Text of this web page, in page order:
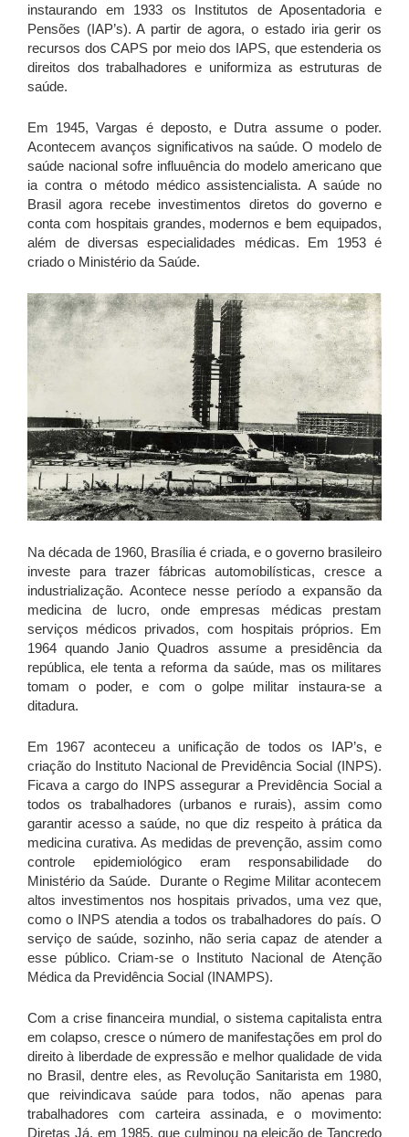
instaurando em 1933 os Institutos de Aposentadoria e
Pensões (IAP’s). A partir de agora, o estado iria gerir os
recursos dos CAPS por meio dos IAPS, que estenderia os
direitos dos trabalhadores e uniformiza as estruturas de
saúde.
Em 1945, Vargas é deposto, e Dutra assume o poder.
Acontecem avanços significativos na saúde. O modelo de
saúde nacional sofre influuência do modelo americano que
ia contra o método médico assistencialista. A saúde no
Brasil agora recebe investimentos diretos do governo e
conta com hospitais grandes, modernos e bem equipados,
além de diversas especialidades médicas. Em 1953 é
criado o Ministério da Saúde.
Na década de 1960, Brasília é criada, e o governo brasileiro
investe para trazer fábricas automobilísticas, cresce a
industrialização. Acontece nesse período a expansão da
medicina de lucro, onde empresas médicas prestam
serviços médicos privados, com hospitais próprios. Em
1964 quando Janio Quadros assume a presidência da
república, ele tenta a reforma da saúde, mas os militares
tomam o poder, e com o golpe militar instaura-se a
ditadura.
Em 1967 aconteceu a unificação de todos os IAP’s, e
criação do Instituto Nacional de Previdência Social (INPS).
Ficava a cargo do INPS assegurar a Previdência Social a
todos os trabalhadores (urbanos e rurais), assim como
garantir acesso a saúde, no que diz respeito à prática da
medicina curativa. As medidas de prevenção, assim como
controle epidemiológico eram responsabilidade do
Ministério da Saúde. Durante o Regime Militar acontecem
altos investimentos nos hospitais privados, uma vez que,
como o INPS atendia a todos os trabalhadores do país. O
serviço de saúde, sozinho, não seria capaz de atender a
esse público. Criam-se o Instituto Nacional de Atenção
Médica da Previdência Social (INAMPS).
Com a crise financeira mundial, o sistema capitalista entra
em colapso, cresce o número de manifestações em prol do
direito à liberdade de expressão e melhor qualidade de vida
no Brasil, dentre eles, as Revolução Sanitarista em 1980,
que reivindicava saúde para todos, não apenas para
trabalhadores com carteira assinada, e o movimento:
Diretas Já, em 1985, que culminou na eleição de Tancredo